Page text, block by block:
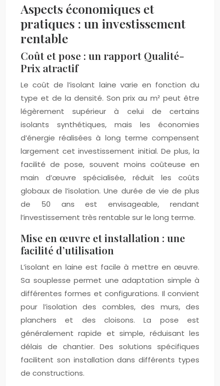
Aspects économiques et
pratiques : un investissement
rentable
Coût et pose : un rapport Qualité-
Prix atractif
Le coût de l’isolant laine varie en fonction du
type et de la densité. Son prix au m² peut être
légèrement supérieur à celui de certains
isolants synthétiques, mais les économies
d’énergie réalisées à long terme compensent
largement cet investissement initial. De plus, la
facilité de pose, souvent moins coûteuse en
main d’œuvre spécialisée, réduit les coûts
globaux de l’isolation. Une durée de vie de plus
de 50 ans est envisageable, rendant
l’investissement très rentable sur le long terme.
Mise en œuvre et installation : une
facilité d’utilisation
L’isolant en laine est facile à mettre en œuvre.
Sa souplesse permet une adaptation simple à
différentes formes et configurations. Il convient
pour l’isolation des combles, des murs, des
planchers et des cloisons. La pose est
généralement rapide et simple, réduisant les
délais de chantier. Des solutions spécifiques
facilitent son installation dans différents types
de constructions.